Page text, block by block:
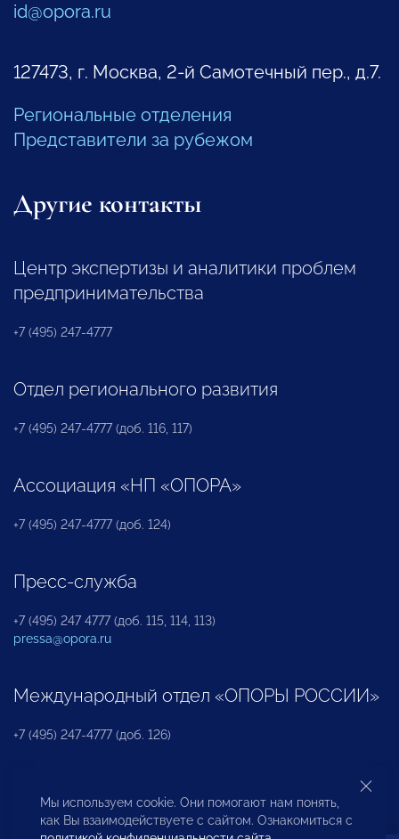
id@opora.ru
127473, г. Москва, 2-й Самотечный пер., д.7.
Региональные отделения
Представители за рубежом
Другие контакты
Центр экспертизы и аналитики проблем
предпринимательства
+7 (495) 247-4777
Отдел регионального развития
+7 (495) 247-4777 (доб. 116, 117)
Ассоциация «НП «ОПОРА»
+7 (495) 247-4777 (доб. 124)
Пресс-служба
+7 (495) 247 4777 (доб. 115, 114, 113)
pressa@opora.ru
Международный отдел «ОПОРЫ РОССИИ»
+7 (495) 247-4777 (доб. 126)
Бюро по защите прав предпринимателей и
инвесторов
Мы используем cookie. Они помогают нам понять,
как Вы взаимодействуете с сайтом. Ознакомиться с